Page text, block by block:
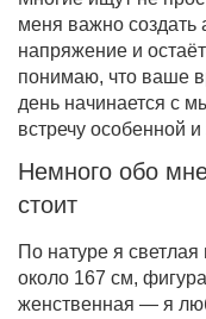
меня важно создать
напряжение и
понимаю, что ваше
день начинается с
встречу особенной
Немного обо
стоит
По натуре я
около 167 см,
женственная — я